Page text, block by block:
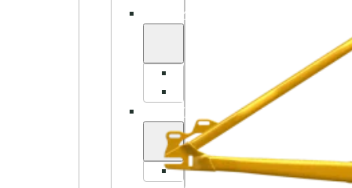
DEMPING
BAKDEMPER
BREMSER
SKIVEBREMSER